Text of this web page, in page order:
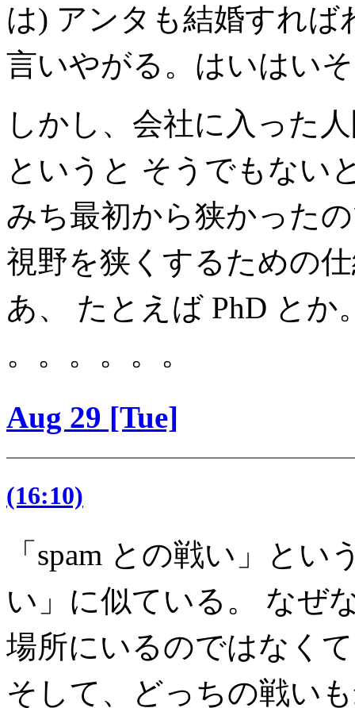
は) アンタも結婚すれ
言いやがる。はいはい
しかし、会社に入った
というと そうでもない
みち最初から狭かった
視野を狭くするための
あ、 たとえば PhD とか
。。。。。。
Aug 29 [Tue]
(16:10)
「spam との戦い」と
い」に似ている。 なぜ
場所にいるのではなく
そして、どっちの戦い